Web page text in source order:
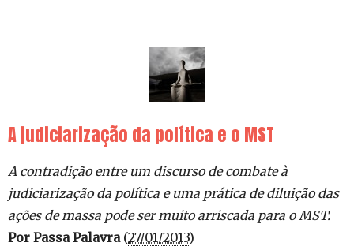
A judiciarização da política e o MST
A contradição entre um discurso de combate à
judiciarização da política e uma prática de diluição das
ações de massa pode ser muito arriscada para o MST.
Por Passa Palavra (27/01/2013)